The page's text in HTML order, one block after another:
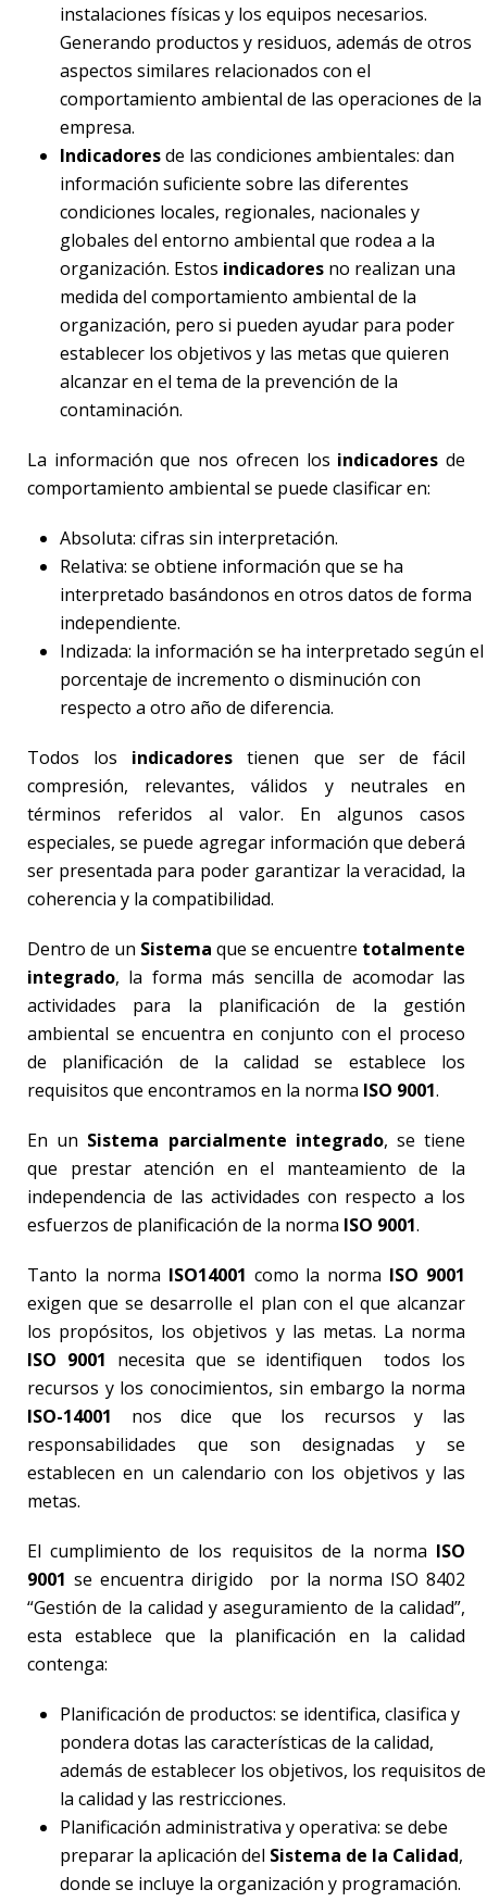
instalaciones físicas y los equipos necesarios.
Generando productos y residuos, además de otros
aspectos similares relacionados con el
comportamiento ambiental de las operaciones de la
empresa.
Indicadoresde las condiciones ambientales: dan
información suficiente sobre las diferentes
condiciones locales, regionales, nacionales y
globales del entorno ambiental que rodea a la
organización. Estos indicadores no realizan una
medida del comportamiento ambiental de la
organización, pero si pueden ayudar para poder
establecer los objetivos y las metas que quieren
alcanzar en el tema de la prevención de la
contaminación.
La información que nos ofrecen los indicadores de
comportamiento ambiental se puede clasificar en:
Absoluta: cifras sin interpretación.
Relativa: se obtiene información que se ha
interpretado basándonos en otros datos de forma
independiente.
Indizada: la información se ha interpretado según el
porcentaje de incremento o disminución con
respecto a otro año de diferencia.
Todos los indicadores tienen que ser de fácil
compresión, relevantes, válidos y neutrales en
términos referidos al valor. En algunos casos
especiales, se puede agregar información que deberá
ser presentada para poder garantizar la veracidad, la
coherencia y la compatibilidad.
Dentro de un Sistema que se encuentre totalmente
integrado, la forma más sencilla de acomodar las
actividades para la planificación de la gestión
ambiental se encuentra en conjunto con el proceso
de planificación de la calidad se establece los
requisitos que encontramos en la norma ISO 9001.
En un Sistema parcialmente integrado, se tiene
que prestar atención en el manteamiento de la
independencia de las actividades con respecto a los
esfuerzos de planificación de la norma ISO 9001.
Tanto la norma ISO14001 como la norma ISO 9001
exigen que se desarrolle el plan con el que alcanzar
los propósitos, los objetivos y las metas. La norma
ISO 9001 necesita que se identifiquen todos los
recursos y los conocimientos, sin embargo la norma
ISO-14001 nos dice que los recursos y las
responsabilidades que son designadas y se
establecen en un calendario con los objetivos y las
metas.
El cumplimiento de los requisitos de la norma ISO
9001 se encuentra dirigido por la norma ISO 8402
“Gestión de la calidad y aseguramiento de la calidad”,
esta establece que la planificación en la calidad
contenga:
Planificación de productos: se identifica, clasifica y
pondera dotas las características de la calidad,
además de establecer los objetivos, los requisitos de
la calidad y las restricciones.
Planificación administrativa y operativa: se debe
preparar la aplicación del Sistema de la Calidad,
donde se incluye la organización y programación.